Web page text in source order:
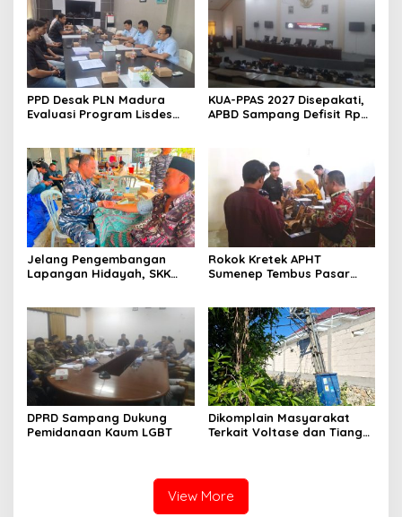
PPD Desak PLN Madura
Evaluasi Program Lisdes
KUA-PPAS 2027 Disepakati,
APBD Sampang Defisit Rp
Jelang Pengembangan
Lapangan Hidayah, SKK
Nelayan Sampang
Rokok Kretek APHT
Sumenep Tembus Pasar
DPRD Sampang Dukung
Pemidanaan Kaum LGBT
Dikomplain Masyarakat
Terkait Voltase dan Tiang
View More